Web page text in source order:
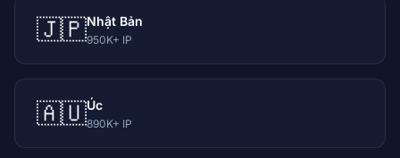
🇯🇵Nhật Bản
950K+ IP
🇦🇺Úc
890K+ IP